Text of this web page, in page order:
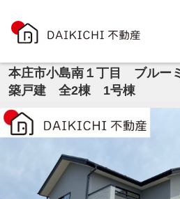
本庄市小島南１丁目 ブルー
築戸建 全2棟 1号棟